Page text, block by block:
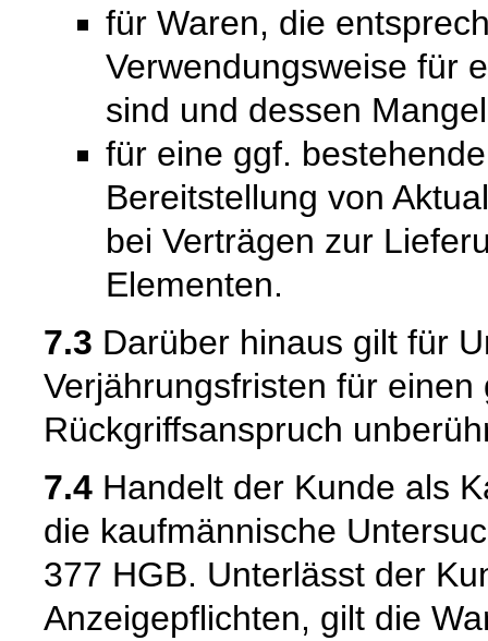
für Waren, die
Verwendungsweise für
sind und dessen
für eine ggf.
Bereitstellung von
bei Verträgen zur
Elementen.
7.3 Darüber hinaus gilt für
Verjährungsfristen für
Rückgriffsanspruch
7.4 Handelt der Kunde als
die kaufmännische
377 HGB. Unterlässt der
Anzeigepflichten, gilt die